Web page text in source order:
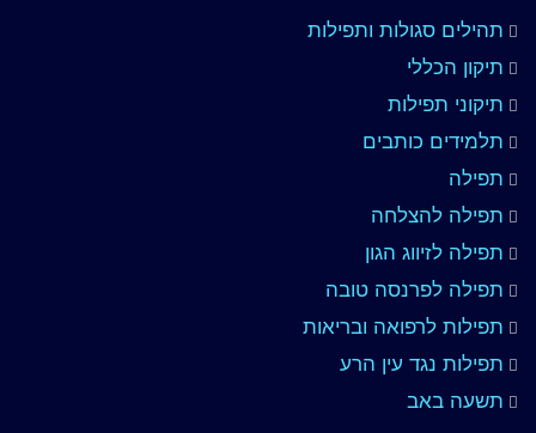
תהילים סגולות ותפילות
תיקון הכללי
תיקוני תפילות
תלמידים כותבים
תפילה
תפילה להצלחה
תפילה לזיווג הגון
תפילה לפרנסה טובה
תפילות לרפואה ובריאות
תפילות נגד עין הרע
תשעה באב